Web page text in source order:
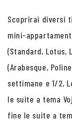
Scoprirai diversi
mini-
(Standard, Lotus,
(Arabesque,
settimane e 1/2,
le suite a tema
fine le suite a